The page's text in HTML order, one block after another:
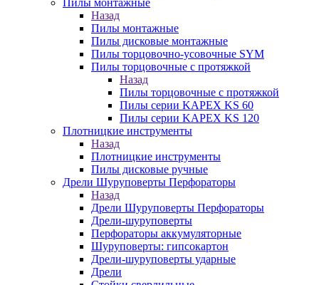
Пилы монтажные
Назад
Пилы монтажные
Пилы дисковые монтажные
Пилы торцовочно-усовочные SYM
Пилы торцовочные с протяжкой
Назад
Пилы торцовочные с протяжкой
Пилы серии KAPEX KS 60
Пилы серии KAPEX KS 120
Плотницкие инструменты
Назад
Плотницкие инструменты
Пилы дисковые ручные
Дрели Шуруповерты Перфораторы
Назад
Дрели Шуруповерты Перфораторы
Дрели-шуруповерты
Перфораторы аккумуляторные
Шуруповерты: гипсокартон
Дрели-шуруповерты ударные
Дрели